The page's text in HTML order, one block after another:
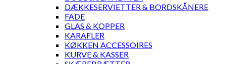
DÆKKESERVIETTER & BORDSKÅNERE
FADE
GLAS & KOPPER
KARAFLER
KØKKEN ACCESSOIRES
KURVE & KASSER